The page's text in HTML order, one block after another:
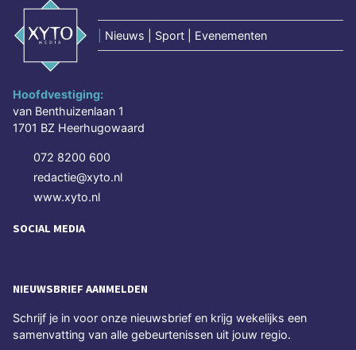
Nieuws | Sport | Evenementen
Hoofdvestiging:
van Benthuizenlaan 1
1701 BZ Heerhugowaard
072 8200 600
redactie@xyto.nl
www.xyto.nl
SOCIAL MEDIA
NIEUWSBRIEF AANMELDEN
Schrijf je in voor onze nieuwsbrief en krijg wekelijks een
samenvatting van alle gebeurtenissen uit jouw regio.